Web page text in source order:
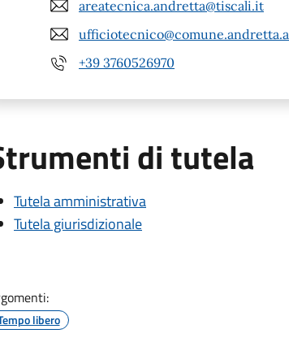
areatecnica.andretta@tiscali.it
+39 3760526970
di tutela
Tutela amministrativa
Tutela giurisdizionale
libero